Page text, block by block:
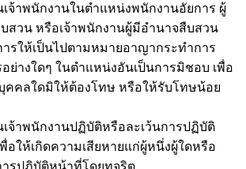
จ้าพนักงานในตำแหน่งพนักงานอัยการ ผู้
สวน หรือเจ้าพนักงานผู้มีอำนาจสืบสวน
รให้เป็นไปตามหมายอาญากระทำการ
ย่างใดๆ ในตำแหน่งอันเป็นการมิชอบ เพื่อ
คคลใดมิให้ต้องโทษ หรือให้รับโทษน้อย
จ้าพนักงานปฏิบัติหรือละเว้นการปฏิบัติ
อให้เกิดความเสียหายแก่ผู้หนึ่งผู้ใดหรือ
รปฏิบัติหน้าที่โดยทุจริต